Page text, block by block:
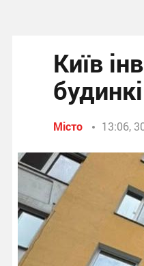
Київ
Місто 13:06,